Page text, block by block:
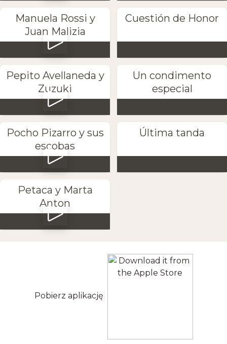
Manuela Rossi y
Juan Malizia
Cuestión de Honor
Pepito Avellaneda y
Zuzuki
Un condimento
especial
Pocho Pizarro y sus
escobas
Última tanda
Petaca y Marta
Anton
Pobierz aplikację